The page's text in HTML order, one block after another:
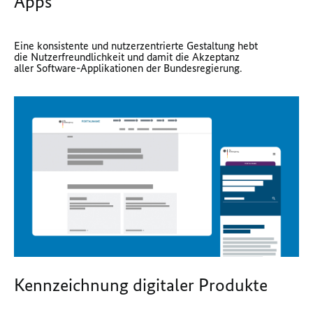
Eine konsistente und nutzerzentrierte Gestaltung hebt
die Nutzerfreundlichkeit und damit die Akzeptanz
aller Software-Applikationen der Bundesregierung.
Kennzeichnung digitaler Produkte